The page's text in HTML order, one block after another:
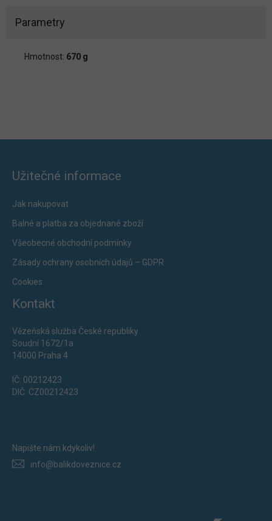
Parametry
Hmotnost: 670 g
Užitečné informace
Jak nakupovat
Balné a platba za objednané zboží
Všeobecné obchodní podmínky
Zásady ochrany osobních údajů – GDPR
Cookies
Kontakt
Vězeňská služba České republiky
Soudní 1672/1a
14000 Praha 4
IČ: 00212423
DIČ: CZ00212423
Napište nám kdykoliv!
info@balikdoveznice.cz